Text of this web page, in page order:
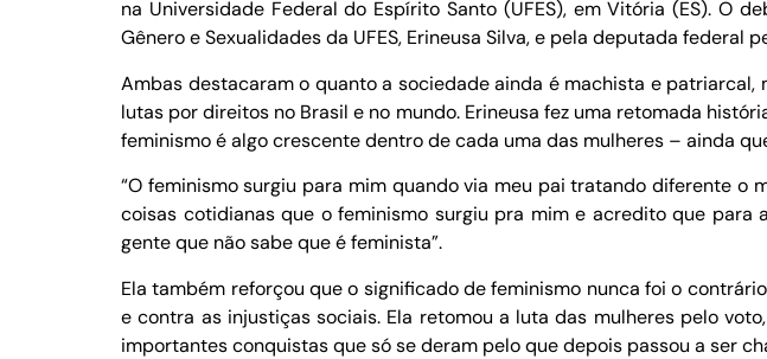
na Universidade Federal do Espírito Santo (UFES), em Vitória (ES). O
Gênero e Sexualidades da UFES, Erineusa Silva, e pela deputada federal
Ambas destacaram o quanto a sociedade ainda é machista e
lutas por direitos no Brasil e no mundo. Erineusa fez uma retomada
feminismo é algo crescente dentro de cada uma das mulheres – ainda
“O feminismo surgiu para mim quando via meu pai tratando diferente o
coisas cotidianas que o feminismo surgiu pra mim e acredito que para
gente que não sabe que é feminista”.
Ela também reforçou que o significado de feminismo nunca foi o
e contra as injustiças sociais. Ela retomou a luta das mulheres pelo
importantes conquistas que só se deram pelo que depois passou a ser